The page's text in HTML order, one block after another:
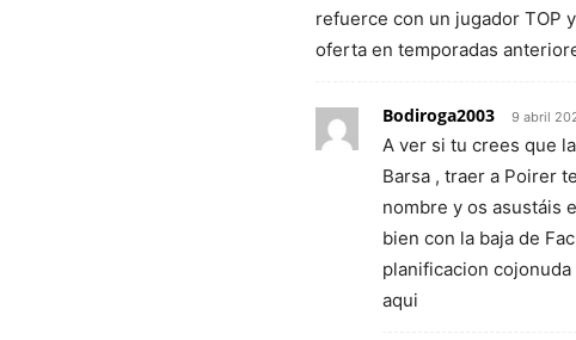
refuerce con un jugador TOP
oferta en temporadas
Bodiroga2003 9 abril
A ver si tu crees que
Barsa , traer a Poirer
nombre y os asustáis
bien con la baja de
planificacion
aqui